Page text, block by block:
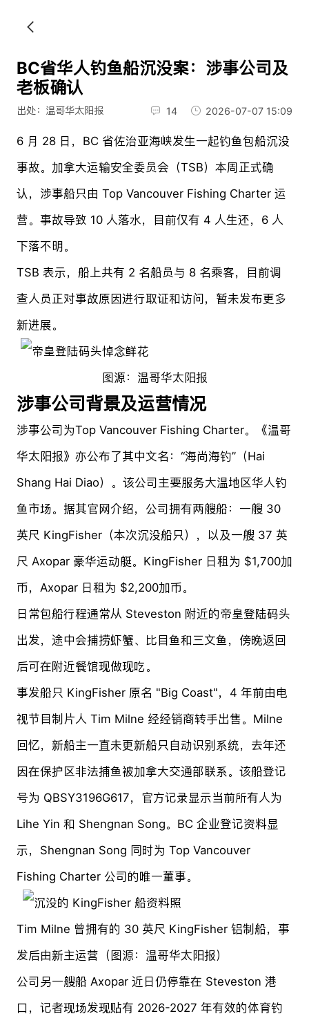
BC省华人钓鱼船沉没案：涉事公司及
老板确认
出处：温哥华太阳报 14 2026-07-07 15:09
6 月 28 日，BC 省佐治亚海峡发生一起钓鱼包船沉没
事故。加拿大运输安全委员会（TSB）本周正式确
认，涉事船只由 Top Vancouver Fishing Charter 运
营。事故导致 10 人落水，目前仅有 4 人生还，6 人
下落不明。
TSB 表示，船上共有 2 名船员与 8 名乘客，目前调
查人员正对事故原因进行取证和访问，暂未发布更多
新进展。
图源：温哥华太阳报
涉事公司背景及运营情况
涉事公司为Top Vancouver Fishing Charter。《温哥
华太阳报》亦公布了其中文名：“海尚海钓”（Hai
Shang Hai Diao）。该公司主要服务大温地区华人钓
鱼市场。据其官网介绍，公司拥有两艘船：一艘 30
英尺 KingFisher（本次沉没船只），以及一艘 37 英
尺 Axopar 豪华运动艇。KingFisher 日租为 $1,700加
币，Axopar 日租为 $2,200加币。
日常包船行程通常从 Steveston 附近的帝皇登陆码头
出发，途中会捕捞虾蟹、比目鱼和三文鱼，傍晚返回
后可在附近餐馆现做现吃。
事发船只 KingFisher 原名 "Big Coast"，4 年前由电
视节目制片人 Tim Milne 经经销商转手出售。Milne
回忆，新船主一直未更新船只自动识别系统，去年还
因在保护区非法捕鱼被加拿大交通部联系。该船登记
号为 QBSY3196G617，官方记录显示当前所有人为
Lihe Yin 和 Shengnan Song。BC 企业登记资料显
示，Shengnan Song 同时为 Top Vancouver
Fishing Charter 公司的唯一董事。
Tim Milne 曾拥有的 30 英尺 KingFisher 铝制船，事
发后由新主运营（图源：温哥华太阳报）
公司另一艘船 Axopar 近日仍停靠在 Steveston 港
口，记者现场发现贴有 2026-2027 年有效的体育钓